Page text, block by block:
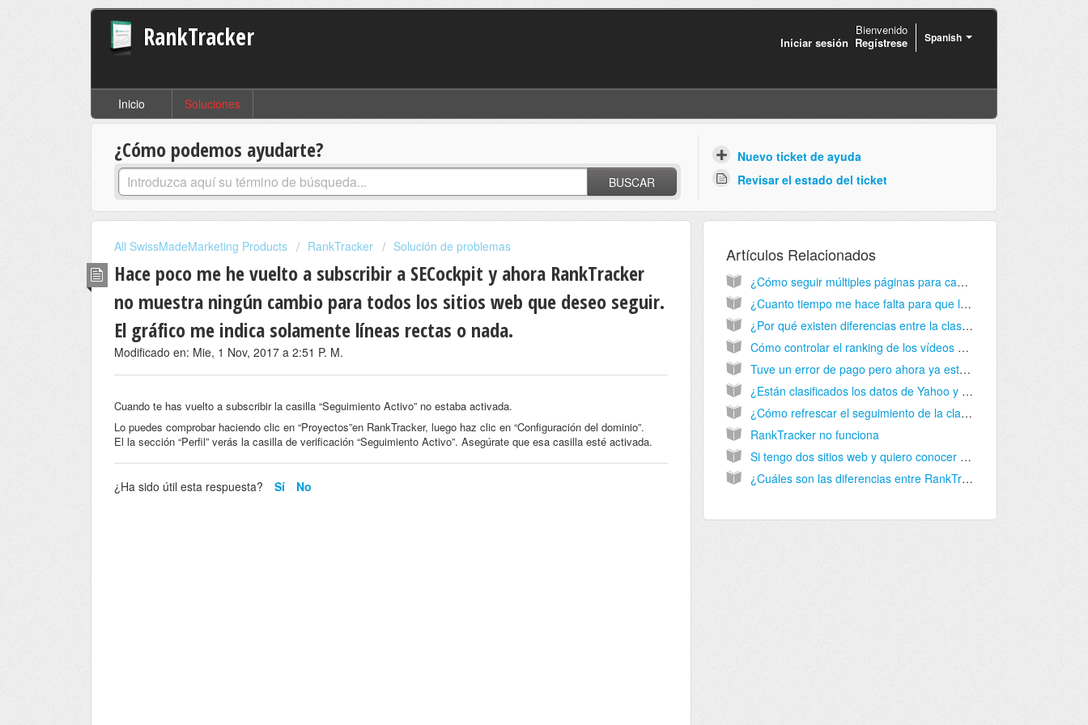
RankTracker Spanish
Bienvenido
Iniciar sesión Regístrese
Inicio Soluciones
¿Cómo podemos ayudarte?
BUSCAR
Nuevo ticket de ayuda
Revisar el estado del ticket
All SwissMadeMarketing Products RankTracker Solución de problemas
Hace poco me he vuelto a subscribir a SECockpit y ahora RankTracker
no muestra ningún cambio para todos los sitios web que deseo seguir.
El gráfico me indica solamente líneas rectas o nada.
Modificado en: Mie, 1 Nov, 2017 a 2:51 P. M.
Cuando te has vuelto a subscribir la casilla “Seguimiento Activo” no estaba activada.
Lo puedes comprobar haciendo clic en “Proyectos”en RankTracker, luego haz clic en “Configuración del dominio”.
El la sección “Perfil” verás la casilla de verificación “Seguimiento Activo”. Asegúrate que esa casilla esté activada.
¿Ha sido útil esta respuesta? Sí No
Artículos Relacionados
¿Cómo seguir múltiples páginas para cada palabra clave en RankTracker y no solamente la primera página encontrada?
¿Cuanto tiempo me hace falta para que los resultados empiecen a aparecer en RankTracker?
¿Por qué existen diferencias entre la classification que obtengo en el informe de RankTracker y la clasificación de Google?
Cómo controlar el ranking de los vídeos en YouTube con RankTracker
Tuve un error de pago pero ahora ya estará todo arreglado, desde que se produjo el problema RankTracker a parado de seguir mis proyectos.
¿Están clasificados los datos de Yahoo y Bing en RankTracker?
¿Cómo refrescar el seguimiento de la clasificación de una URL al instante? ¿Es posible?
RankTracker no funciona
Si tengo dos sitios web y quiero conocer el ranking para la palabra clave “entrenamiento de perro” en ambos dos sitios, ¿estaria usado 2 o una palabra clave?
¿Cuáles son las diferencias entre RankTracker y las otras herramientas similares?